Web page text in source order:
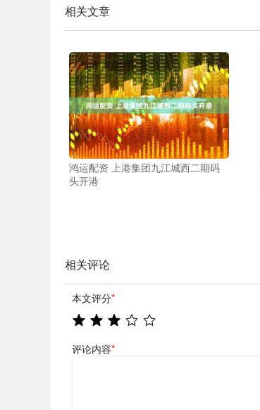
相关文章
鸿运配资 上港集团九江城西二期码
头开港
相关评论
本文评分*
评论内容*